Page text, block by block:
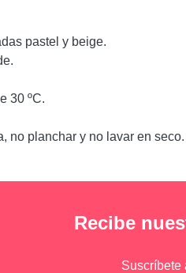
pastel y beige.
30 ºC.
no planchar y no lavar en seco.
Recibe
Suscríbete